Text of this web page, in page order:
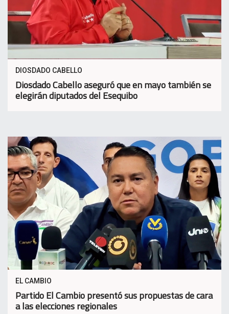
DIOSDADO CABELLO
Diosdado Cabello aseguró que en mayo también se
elegirán diputados del Esequibo
EL CAMBIO
Partido El Cambio presentó sus propuestas de cara
a las elecciones regionales